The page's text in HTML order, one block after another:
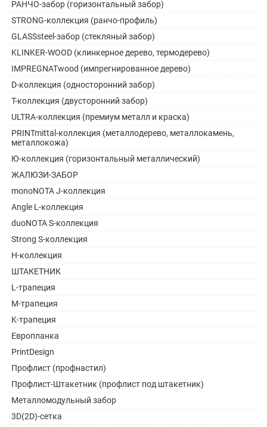
РАНЧО-забор (горизонтальный забор)
STRONG-коллекция (ранчо-профиль)
GLASSsteel-забор (стекляный забор)
KLINKER-WOOD (клинкерное дерево, термодерево)
IMPREGNATwood (импрегнированное дерево)
D-коллекция (односторонний забор)
Т-коллекция (двусторонний забор)
ULTRA-коллекция (премиум металл и краска)
PRINTmittal-коллекция (металлодерево, металлокамень,
металлокожа)
Ю-коллекция (горизонтальный металлический)
ЖАЛЮЗИ-ЗАБОР
monoNOTA J-коллекция
Angle L-коллекция
duoNOTA S-коллекция
Strong S-коллекция
H-коллекция
ШТАКЕТНИК
L-трапеция
M-трапеция
K-трапеция
Европланка
PrintDesign
Профлист (профнастил)
Профлист-Штакетник (профлист под штакетник)
Металломодульный забор
3D(2D)-сетка